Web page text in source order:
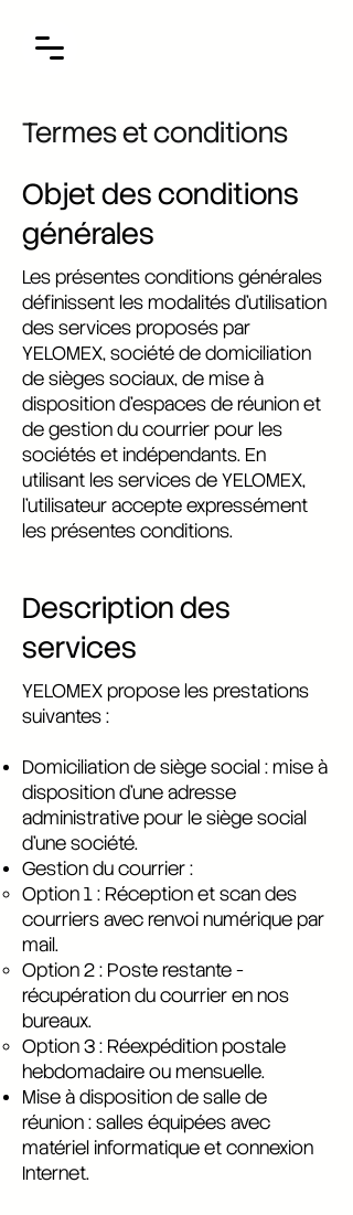
Termes et conditions
Objet des conditions
générales
Les présentes conditions générales
définissent les modalités d’utilisation
des services proposés par
YELOMEX, société de domiciliation
de sièges sociaux, de mise à
disposition d’espaces de réunion et
de gestion du courrier pour les
sociétés et indépendants. En
utilisant les services de YELOMEX,
l’utilisateur accepte expressément
les présentes conditions.
Description des
services
YELOMEX propose les prestations
suivantes :
Domiciliation de siège social : mise à
disposition d’une adresse
administrative pour le siège social
d’une société.
Gestion du courrier :
Option 1 : Réception et scan des
courriers avec renvoi numérique par
mail.
Option 2 : Poste restante -
récupération du courrier en nos
bureaux.
Option 3 : Réexpédition postale
hebdomadaire ou mensuelle.
Mise à disposition de salle de
réunion : salles équipées avec
matériel informatique et connexion
Internet.